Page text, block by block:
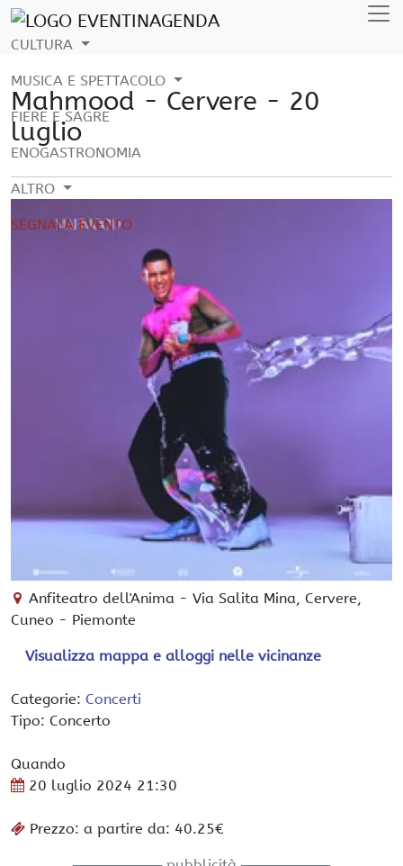
CULTURA
MUSICA E SPETTACOLO
FIERE E SAGRE
ENOGASTRONOMIA
ALTRO
SEGNALA EVENTO
Mahmood - Cervere - 20
luglio
Anfiteatro dell'Anima -Via Salita Mina,Cervere,
Cuneo - Piemonte
Visualizza mappa e alloggi nelle vicinanze
Categorie: Concerti
Tipo: Concerto
Quando
20 luglio 2024 21:30
Prezzo: a partire da: 40.25€